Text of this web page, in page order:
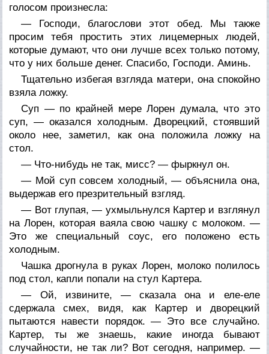
голосом произнесла:
— Господи, благослови этот обед. Мы также
просим тебя простить этих лицемерных людей,
которые думают, что они лучше всех только потому,
что у них больше денег. Спасибо, Господи. Аминь.
Тщательно избегая взгляда матери, она спокойно
взяла ложку.
Суп — по крайней мере Лорен думала, что это
суп, — оказался холодным. Дворецкий, стоявший
около нее, заметил, как она положила ложку на
стол.
— Что-нибудь не так, мисс? — фыркнул он.
— Мой суп совсем холодный, — объяснила она,
выдержав его презрительный взгляд.
— Вот глупая, — ухмыльнулся Картер и взглянул
на Лорен, которая ваяла свою чашку с молоком. —
Это же специальный соус, его положено есть
холодным.
Чашка дрогнула в руках Лорен, молоко полилось
под стол, капли попали на стул Картера.
— Ой, извините, — сказала она и еле-еле
сдержала смех, видя, как Картер и дворецкий
пытаются навести порядок. — Это все случайно.
Картер, ты же знаешь, какие иногда бывают
случайности, не так ли? Вот сегодня, например. —